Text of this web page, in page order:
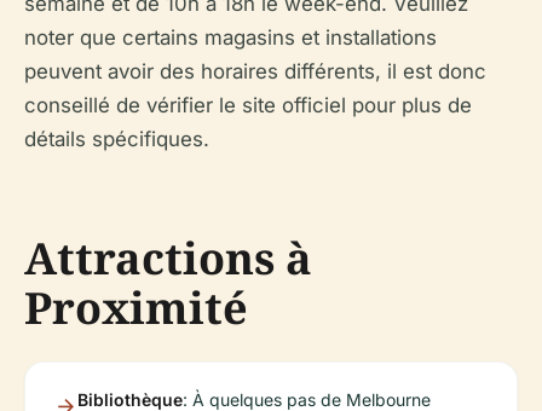
noter que certains magasins et installations
peuvent avoir des horaires différents, il est donc
conseillé de vérifier le site officiel pour plus de
détails spécifiques.
Attractions à
Proximité
Bibliothèque: À quelques pas de Melbourne